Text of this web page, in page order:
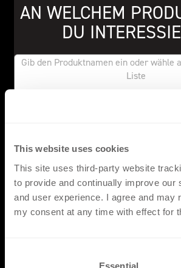
This website uses cookies
This site uses third-party website
to provide and continually improve our
and user experience. I agree and may
my consent at any time with effect for
Essential
AN WELCHEM
DU
FLAT SILICONE
FLAT ECOFILM